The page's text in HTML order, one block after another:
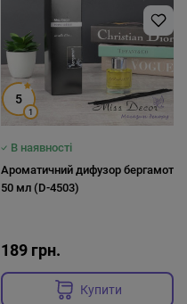
5
1
В наявності
Ароматичний дифузор бергамот
50 мл (D-4503)
189 грн.
Купити